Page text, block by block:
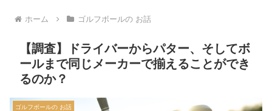
ホーム ゴルフボールの お話
【調査】ドライバーからパター、そしてボ
ールまで同じメーカーで揃えることができ
るのか？
ゴルフボールの お話